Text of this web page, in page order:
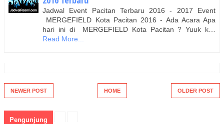
Jadwal Event Pacitan Terbaru 2016 - 2017 Event
MERGEFIELD Kota Pacitan 2016 - Ada Acara Apa
hari ini di MERGEFIELD Kota Pacitan ? Yuuk k…
Read More...
NEWER POST OLDER POST
HOME
Pengunjung